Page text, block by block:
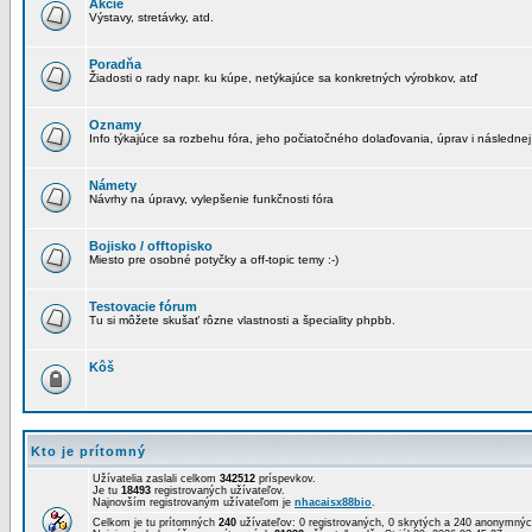
Akcie
Výstavy, stretávky, atd.
Poradňa
Žiadosti o rady napr. ku kúpe, netýkajúce sa konkretných výrobkov, atď
Oznamy
Info týkajúce sa rozbehu fóra, jeho počiatočného dolaďovania, úprav i následnej
Námety
Návrhy na úpravy, vylepšenie funkčnosti fóra
Bojisko / offtopisko
Miesto pre osobné potyčky a off-topic temy :-)
Testovacie fórum
Tu si môžete skušať rôzne vlastnosti a špeciality phpbb.
Kôš
Kto je prítomný
Užívatelia zaslali celkom 342512 príspevkov.
Je tu 18493 registrovaných užívateľov.
Najnovším registrovaným užívateľom je nhacaisx88bio.
Celkom je tu prítomných 240 užívateľov: 0 registrovaných, 0 skrytých a 240